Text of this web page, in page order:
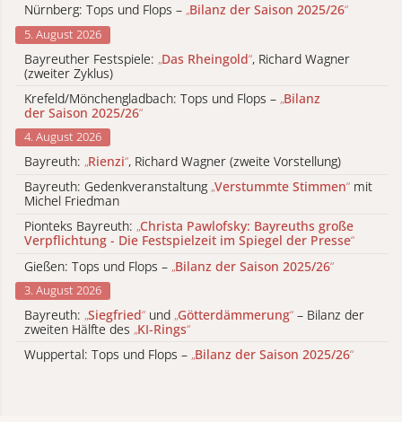
Nürnberg: Tops und Flops – „Bilanz der Saison 2025/26“
5. August 2026
Bayreuther Festspiele: „Das Rheingold“, Richard Wagner
(zweiter Zyklus)
Krefeld/Mönchengladbach: Tops und Flops – „Bilanz
der Saison 2025/26“
4. August 2026
Bayreuth: „Rienzi“, Richard Wagner (zweite Vorstellung)
Bayreuth: Gedenkveranstaltung „Verstummte Stimmen“ mit
Michel Friedman
Pionteks Bayreuth: „Christa Pawlofsky: Bayreuths große
Verpflichtung - Die Festspielzeit im Spiegel der Presse“
Gießen: Tops und Flops – „Bilanz der Saison 2025/26“
3. August 2026
Bayreuth: „Siegfried“ und „Götterdämmerung“ – Bilanz der
zweiten Hälfte des „KI-Rings“
Wuppertal: Tops und Flops – „Bilanz der Saison 2025/26“